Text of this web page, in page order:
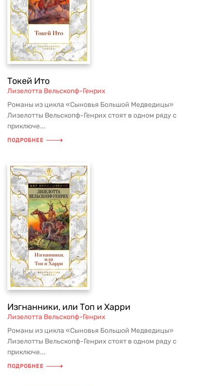
Токей Ито
Лизелотта Вельскопф-Генрих
Романы из цикла «Сыновья Большой Медведицы»
Лизелотты Вельскопф-Генрих стоят в одном ряду с
приключе...
ПОДРОБНЕЕ
Изгнанники, или Топ и Харри
Лизелотта Вельскопф-Генрих
Романы из цикла «Сыновья Большой Медведицы»
Лизелотты Вельскопф-Генрих стоят в одном ряду с
приключе...
ПОДРОБНЕЕ